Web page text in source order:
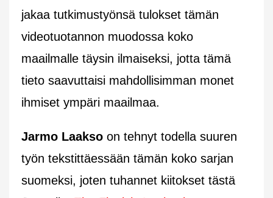
jakaa tutkimustyönsä tulokset tämän
videotuotannon muodossa koko
maailmalle täysin ilmaiseksi, jotta tämä
tieto saavuttaisi mahdollisimman monet
ihmiset ympäri maailmaa.
Jarmo Laakso on tehnyt todella suuren
työn tekstittäessään tämän koko sarjan
suomeksi, joten tuhannet kiitokset tästä